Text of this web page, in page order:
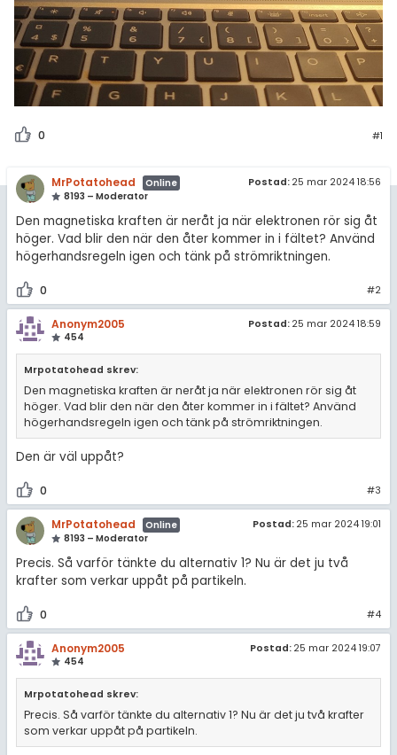
0 #1
MrPotatohead
Online
8193 – Moderator
Postad: 25 mar 2024 18:56
Den magnetiska kraften är neråt ja när elektronen rör sig åt
höger. Vad blir den när den åter kommer in i fältet? Använd
högerhandsregeln igen och tänk på strömriktningen.
0 #2
Anonym2005
454
Postad: 25 mar 2024 18:59
Mrpotatohead skrev:
Den magnetiska kraften är neråt ja när elektronen rör sig åt
höger. Vad blir den när den åter kommer in i fältet? Använd
högerhandsregeln igen och tänk på strömriktningen.
Den är väl uppåt?
0 #3
MrPotatohead
Online
8193 – Moderator
Postad: 25 mar 2024 19:01
Precis. Så varför tänkte du alternativ 1? Nu är det ju två
krafter som verkar uppåt på partikeln.
0 #4
Anonym2005
454
Postad: 25 mar 2024 19:07
Mrpotatohead skrev:
Precis. Så varför tänkte du alternativ 1? Nu är det ju två krafter
som verkar uppåt på partikeln.